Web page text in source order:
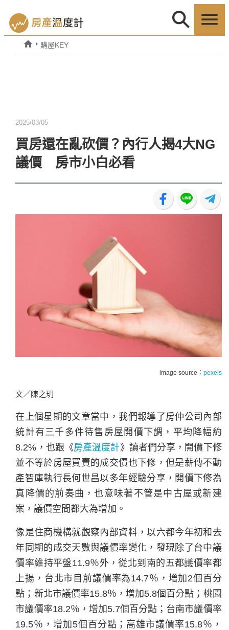
購屋KEY
2025/03/05
買房還在亂砍價？內行人揭4大NG
議價 房市小白必看
image source： pexels
文／陳之玥
在上個星期的文章當中，我們報導了房仲公司內部
統計有三千多件待售房屋開價下調，平均降幅約
8.2%，也跟《房產溫度計》讀者們分享，開價下修
並不等於房屋買賣的成交價也下修，但是薪傳不動
產智庫執行長何世昌以多年經驗分享，開價下修為
真降價的前奏曲，也意味著不管是中古屋或新建
案，議價空間都大為增加。
像是住商機構就觀察內部資料，以六都今年初和去
年同期的成交天數與議價率變化，發現除了台中議
價率維持平盤11.9％外，從北到南的五都議價率都
上揚，台北市目前議價率為14.7％，增加2個百分
點；新北市議價率15.8％，增加5.8個百分點；桃園
市議價率18.2％，增加5.7個百分點；台南市議價率
19.5％，增加5個百分點；高雄市議價率15.8％，